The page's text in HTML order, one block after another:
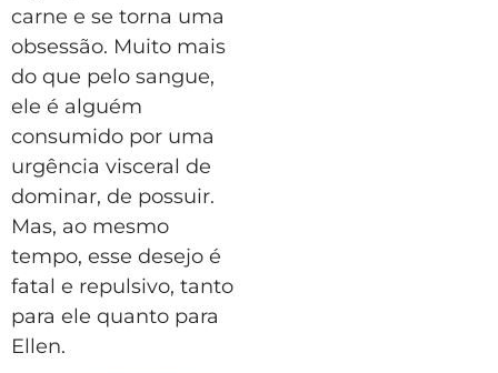
carne e se torna uma
obsessão. Muito mais
do que pelo sangue,
ele é alguém
consumido por uma
urgência visceral de
dominar, de possuir.
Mas, ao mesmo
tempo, esse desejo é
fatal e repulsivo, tanto
para ele quanto para
Ellen.